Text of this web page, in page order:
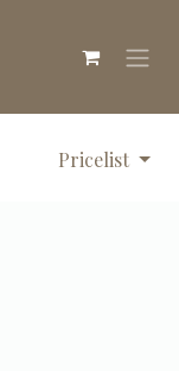
Pricelist